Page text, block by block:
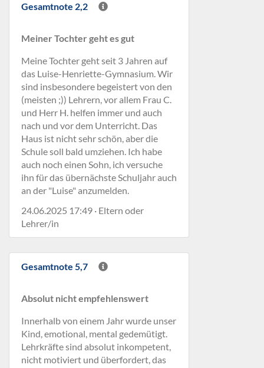
Gesamtnote 2,2
Meiner Tochter geht es gut
Meine Tochter geht seit 3 Jahren auf
das Luise-Henriette-Gymnasium. Wir
sind insbesondere begeistert von den
(meisten ;)) Lehrern, vor allem Frau C.
und Herr H. helfen immer und auch
nach und vor dem Unterricht. Das
Haus ist nicht sehr schön, aber die
Schule soll bald umziehen. Ich habe
auch noch einen Sohn, ich versuche
ihn für das übernächste Schuljahr auch
an der "Luise" anzumelden.
24.06.2025 17:49 · Eltern oder
Lehrer/in
Gesamtnote 5,7
Absolut nicht empfehlenswert
Innerhalb von einem Jahr wurde unser
Kind, emotional, mental gedemütigt.
Lehrkräfte sind absolut inkompetent,
nicht motiviert und überfordert, das